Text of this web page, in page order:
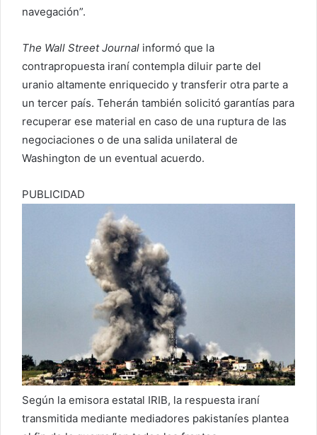
navegación”.
The Wall Street Journal informó que la
contrapropuesta iraní contempla diluir parte del
uranio altamente enriquecido y transferir otra parte a
un tercer país. Teherán también solicitó garantías para
recuperar ese material en caso de una ruptura de las
negociaciones o de una salida unilateral de
Washington de un eventual acuerdo.
PUBLICIDAD
Según la emisora estatal IRIB, la respuesta iraní
transmitida mediante mediadores pakistaníes plantea